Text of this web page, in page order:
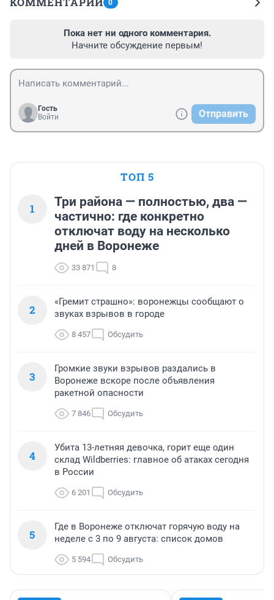
0
Пока нет ни одного комментария.
Начните обсуждение первым!
Гость
Войти
Отправить
ТОП 5
1
Три района — полностью, два —
частично: где конкретно
отключат воду на несколько
дней в Воронеже
33 871 8
2
«Гремит страшно»: воронежцы сообщают о
звуках взрывов в городе
8 457 Обсудить
3
Громкие звуки взрывов раздались в
Воронеже вскоре после объявления
ракетной опасности
7 846 Обсудить
4
Убита 13-летняя девочка, горит еще один
склад Wildberries: главное об атаках сегодня
в России
6 201 Обсудить
5
Где в Воронеже отключат горячую воду на
неделе с 3 по 9 августа: список домов
5 594 Обсудить